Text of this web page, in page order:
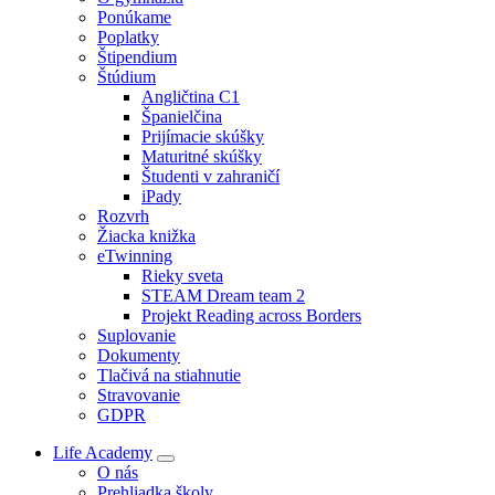
Ponúkame
Poplatky
Štipendium
Štúdium
Angličtina C1
Španielčina
Prijímacie skúšky
Maturitné skúšky
Študenti v zahraničí
iPady
Rozvrh
Žiacka knižka
eTwinning
Rieky sveta
STEAM Dream team 2
Projekt Reading across Borders
Suplovanie
Dokumenty
Tlačivá na stiahnutie
Stravovanie
GDPR
Life Academy
O nás